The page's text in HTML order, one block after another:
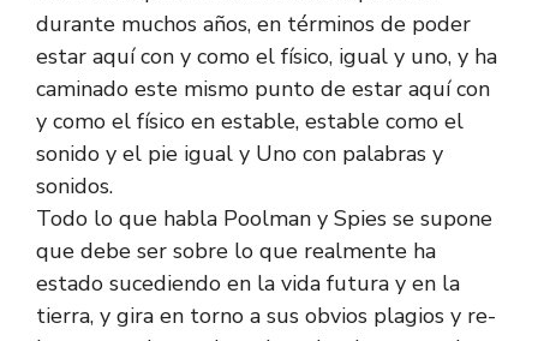
durante muchos años, en términos de poder
estar aquí con y como el físico, igual y uno, y ha
caminado este mismo punto de estar aquí con
y como el físico en estable, estable como el
sonido y el pie igual y Uno con palabras y
sonidos.
Todo lo que habla Poolman y Spies se supone
que debe ser sobre lo que realmente ha
estado sucediendo en la vida futura y en la
tierra, y gira en torno a sus obvios plagios y re-